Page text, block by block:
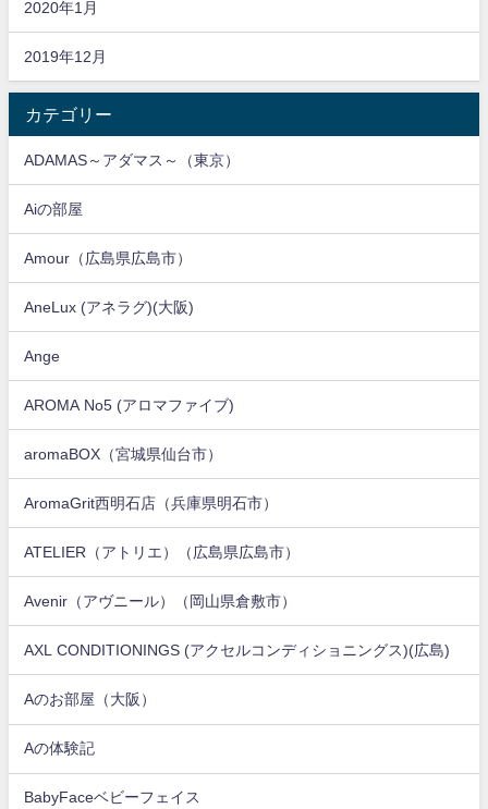
2020年1月
2019年12月
カテゴリー
ADAMAS～アダマス～（東京）
Aiの部屋
Amour（広島県広島市）
AneLux (アネラグ)(大阪)
Ange
AROMA No5 (アロマファイブ)
aromaBOX（宮城県仙台市）
AromaGrit西明石店（兵庫県明石市）
ATELIER（アトリエ）（広島県広島市）
Avenir（アヴニール）（岡山県倉敷市）
AXL CONDITIONINGS (アクセルコンディショニングス)(広島)
Aのお部屋（大阪）
Aの体験記
BabyFaceベビーフェイス